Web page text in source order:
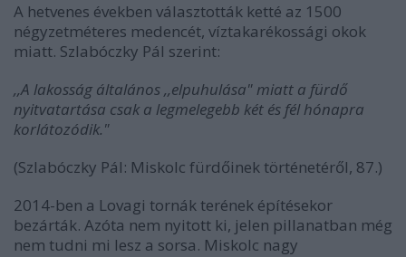
A hetvenes években választották ketté az 1500
négyzetméteres medencét, víztakarékossági okok
miatt. Szlabóczky Pál szerint:
,,A lakosság általános ,,elpuhulása" miatt a fürdő
nyitvatartása csak a legmelegebb két és fél hónapra
korlátozódik."
(Szlabóczky Pál: Miskolc fürdőinek történetéről, 87.)
2014-ben a Lovagi tornák terének építésekor
bezárták. Azóta nem nyitott ki, jelen pillanatban még
nem tudni mi lesz a sorsa. Miskolc nagy